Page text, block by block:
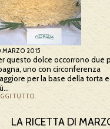
MARZO 2015
questo dolce occorrono due
uno con circonferenza
per la base della torta
TUTTO
LA RICETTA DI